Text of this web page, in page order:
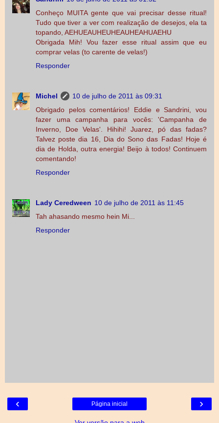
Conheço MUITA gente que vai precisar desse ritual!
Tudo que tiver a ver com realização de desejos, ela ta
topando, AEHUEAUHEUHEAUHEAHUAEHU
Obrigada Mih! Vou fazer esse ritual assim que eu
comprar velas (to carente de velas!)
Responder
Michel
10 de julho de 2011 às 09:31
Obrigado pelos comentários! Eddie e Sandrini, vou
fazer uma campanha para vocês: 'Campanha de
Inverno, Doe Velas'. Hihihi! Juarez, pó das fadas?
Talvez poste dia 16, Dia do Sono das Fadas! Hoje é
dia de Holda, outra energia! Beijo à todos! Continuem
comentando!
Responder
Lady Ceredween 10 de julho de 2011 às 11:45
Tah ahasando mesmo hein Mi...
Responder
‹ ›
Página inicial